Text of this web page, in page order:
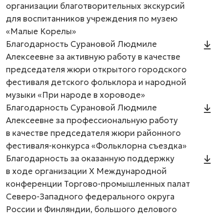
организации благотворительных экскурсий
для воспитанников учреждения по музею
«Малые Корелы»
Благодарность Сурановой Людмиле
Алексеевне за активную работу в качестве
председателя жюри открытого городского
фестиваля детского фольклора и народной
музыки «При народе в хороводе»
Благодарность Сурановой Людмиле
Алексеевне за профессиональную работу
в качестве председателя жюри районного
фестиваля-конкурса «Фольклорна съездка»
Благодарность за оказанную поддержку
в ходе организации X Международной
конференции Торгово-промышленных палат
Северо-Западного федерального округа
России и Финляндии, большого делового